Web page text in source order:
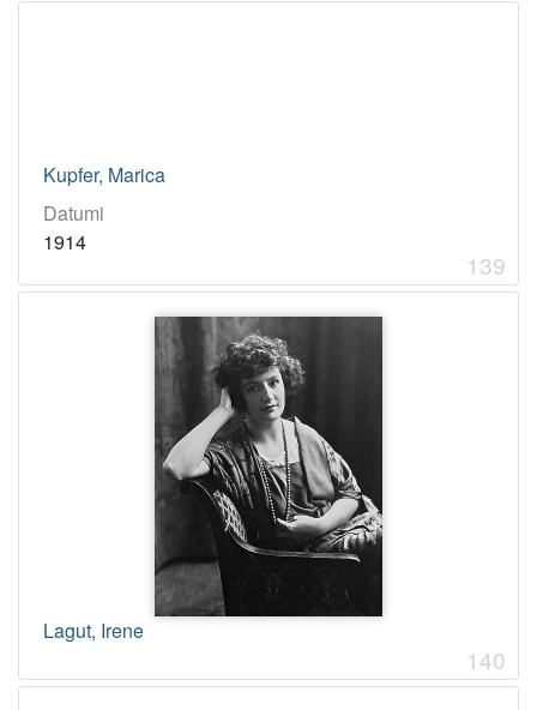
Kupfer, Marica
Datumi
1914
139
Lagut, Irene
140